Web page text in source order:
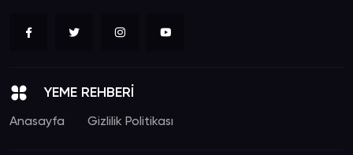
YEME REHBERİ
Anasayfa Gizlilik Politikası